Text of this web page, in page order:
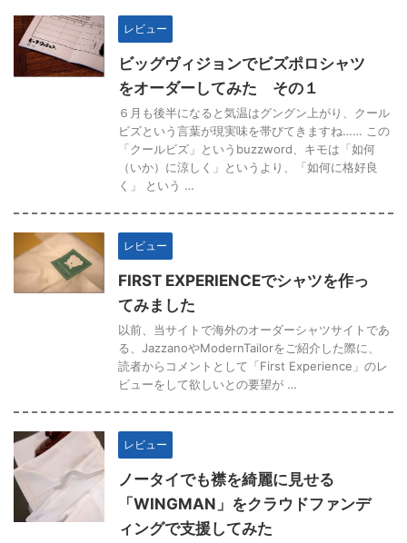
レビュー
ビッグヴィジョンでビズポロシャツ
をオーダーしてみた その１
６月も後半になると気温はグングン上がり、クール
ビズという言葉が現実味を帯びてきますね…… この
「クールビズ」というbuzzword、キモは「如何
（いか）に涼しく」というより、「如何に格好良
く」 という …
レビュー
FIRST EXPERIENCEでシャツを作っ
てみました
以前、当サイトで海外のオーダーシャツサイトであ
る、JazzanoやModernTailorをご紹介した際に、
読者からコメントとして「First Experience」のレ
ビューをして欲しいとの要望が …
レビュー
ノータイでも襟を綺麗に見せる
「WINGMAN」をクラウドファンデ
ィングで支援してみた